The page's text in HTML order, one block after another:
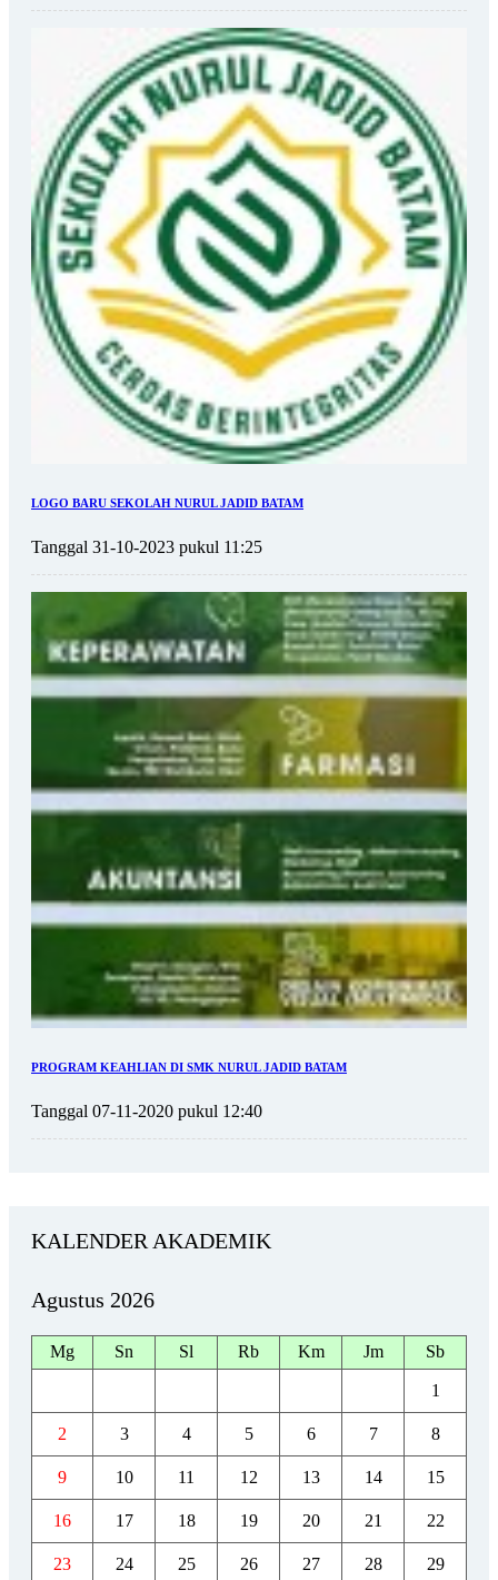
LOGO BARU SEKOLAH NURUL JADID BATAM
Tanggal 31-10-2023 pukul 11:25
PROGRAM KEAHLIAN DI SMK NURUL JADID BATAM
Tanggal 07-11-2020 pukul 12:40
KALENDER AKADEMIK
Agustus 2026
Mg Sn Sl Rb Km Jm Sb
1
2 3 4 5 6 7 8
9 10 11 12 13 14 15
16 17 18 19 20 21 22
23 24 25 26 27 28 29